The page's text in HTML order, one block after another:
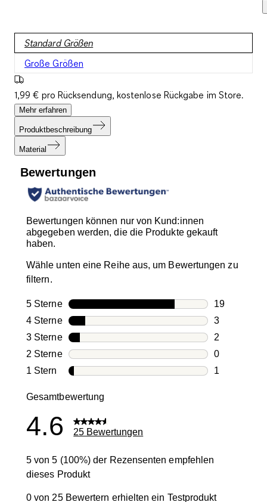
Standard Größen
Große Größen
1,99 € pro Rücksendung, kostenlose Rückgabe im Store.
Mehr erfahren
Produktbeschreibung
Material
Bewertungen
Bewertungen können nur von Kund:innen
abgegeben werden, die die Produkte gekauft
haben.
Wähle unten eine Reihe aus, um Bewertungen zu
filtern.
5 SterneSterne
19
19
4 SterneSterne
3
3
3 SterneSterne
2
2
2 SterneSterne
0
0
1 Stern Sterne
1
Gesamtbewertung
4.6 25 Bewertungen
5 von 5 (100%) der Rezensenten empfehlen
dieses Produkt
0 von 25 Bewertern erhielten ein Testprodukt